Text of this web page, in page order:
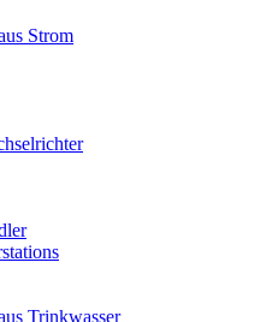
Strom
Trinkwasser